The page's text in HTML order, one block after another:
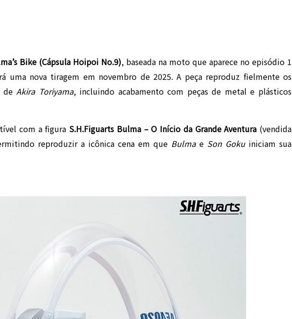
Bike (Cápsula Hoipoi No.9), baseada na moto que aparece no episódio 1
uma nova tiragem em novembro de 2025. A peça reproduz fielmente os
deAkira Toriyama, incluindo acabamento com peças de metal e plásticos
com a figura S.H.Figuarts Bulma – O Início da Grande Aventura (vendida
reproduzir a icônica cena em que Bulmae Son Gokuiniciam sua